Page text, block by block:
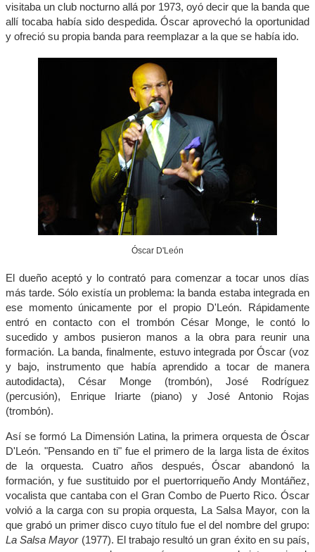
visitaba un club nocturno allá por 1973, oyó decir que la banda que
allí tocaba había sido despedida. Óscar aprovechó la oportunidad
y ofreció su propia banda para reemplazar a la que se había ido.
Óscar D'León
El dueño aceptó y lo contrató para comenzar a tocar unos días
más tarde. Sólo existía un problema: la banda estaba integrada en
ese momento únicamente por el propio D'León. Rápidamente
entró en contacto con el trombón César Monge, le contó lo
sucedido y ambos pusieron manos a la obra para reunir una
formación. La banda, finalmente, estuvo integrada por Óscar (voz
y bajo, instrumento que había aprendido a tocar de manera
autodidacta), César Monge (trombón), José Rodríguez
(percusión), Enrique Iriarte (piano) y José Antonio Rojas
(trombón).
Así se formó La Dimensión Latina, la primera orquesta de Óscar
D'León. "Pensando en ti" fue el primero de la larga lista de éxitos
de la orquesta. Cuatro años después, Óscar abandonó la
formación, y fue sustituido por el puertorriqueño Andy Montáñez,
vocalista que cantaba con el Gran Combo de Puerto Rico. Óscar
volvió a la carga con su propia orquesta, La Salsa Mayor, con la
que grabó un primer disco cuyo título fue el del nombre del grupo:
La Salsa Mayor(1977). El trabajo resultó un gran éxito en su país,